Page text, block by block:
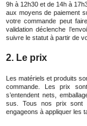
9h à 12h30 et de 14h à
aux moyens de paiement
votre commande peut
validation déclenche
suivre le statut à partir de
2. Le prix
Les matériels et produits
commande. Les prix
s’entendent nets,
sus. Tous nos prix sont
engageons à appliquer les